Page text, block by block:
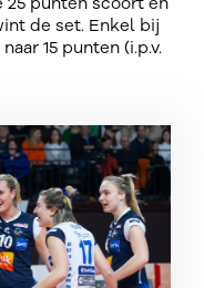
de set. Enkel bij
15 punten (i.p.v.